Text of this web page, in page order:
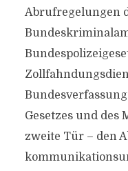
Abrufregelungen
Gesetzes und des
zweite Tür – den